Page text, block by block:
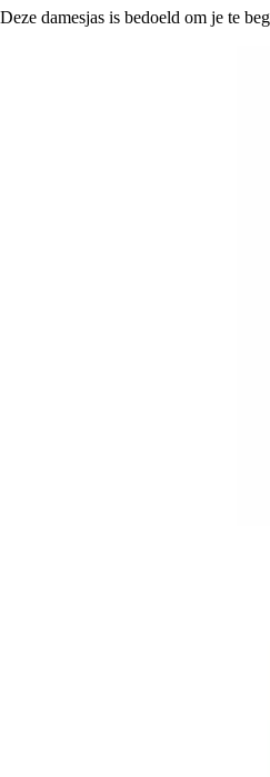
Deze damesjas is bedoeld om je te